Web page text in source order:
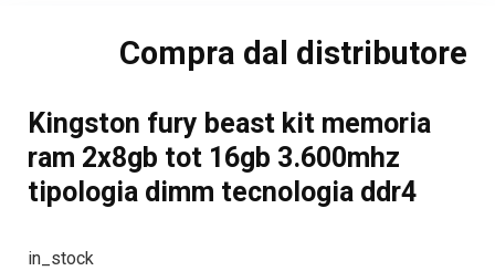
Compra dal distributore
Kingston fury beast kit memoria
ram 2x8gb tot 16gb 3.600mhz
tipologia dimm tecnologia ddr4
in_stock